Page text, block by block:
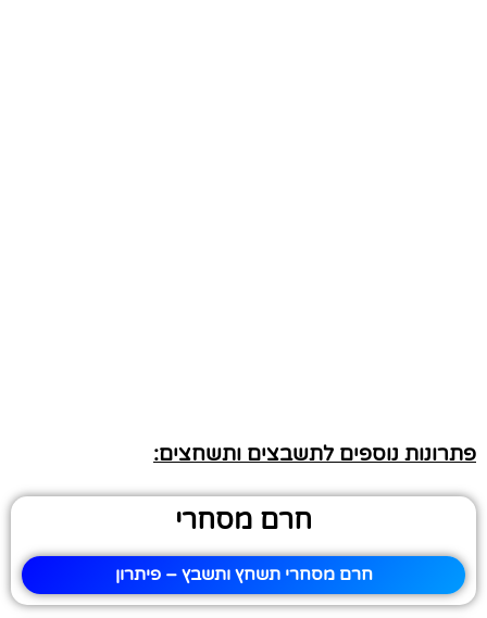
פתרונות נוספים לתשבצים ותשחצים:
חרם מסחרי
חרם מסחרי תשחץ ותשבץ – פיתרון